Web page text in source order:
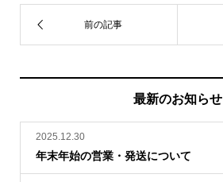
最新のお知らせ
2025.12.30
年末年始の営業・発送について